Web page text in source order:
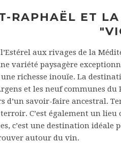
RAPHAËL ET
aux rivages de la
variété paysagère
richesse inouïe. La
et les neuf communes du
d’un savoir-faire ancestral.
C’est également un
c’est une destination
autour du vin.